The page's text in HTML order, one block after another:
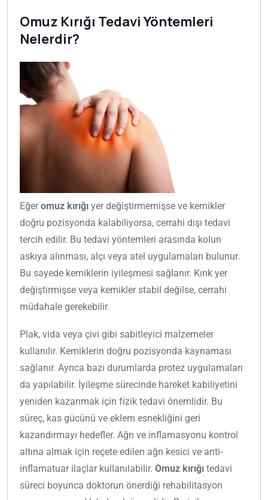
Omuz Kırığı Tedavi Yöntemleri
Nelerdir?
Eğeromuz kırığı yer değiştirmemişse ve kemikler
doğru pozisyonda kalabiliyorsa, cerrahi dışı tedavi
tercih edilir. Bu tedavi yöntemleri arasında kolun
askıya alınması, alçı veya atel uygulamaları bulunur.
Bu sayede kemiklerin iyileşmesi sağlanır. Kırık yer
değiştirmişse veya kemikler stabil değilse, cerrahi
müdahale gerekebilir.
Plak, vida veya çivi gibi sabitleyici malzemeler
kullanılır. Kemiklerin doğru pozisyonda kaynaması
sağlanır. Ayrıca bazı durumlarda protez uygulamaları
da yapılabilir. İyileşme sürecinde hareket kabiliyetini
yeniden kazanmak için fizik tedavi önemlidir. Bu
süreç, kas gücünü ve eklem esnekliğini geri
kazandırmayı hedefler. Ağrı ve inflamasyonu kontrol
altına almak için reçete edilen ağrı kesici ve anti-
inflamatuar ilaçlar kullanılabilir. Omuz kırığı tedavi
süreci boyunca doktorun önerdiği rehabilitasyon